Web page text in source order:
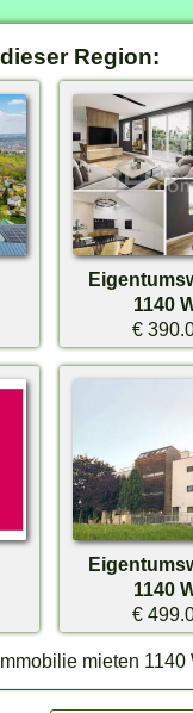
Region:
1140
€
1140
€
mieten 1140